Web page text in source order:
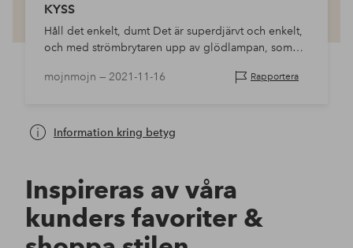
KYSS
Håll det enkelt, dumt Det är superdjärvt och enkelt,
och med strömbrytaren upp av glödlampan, som
mojnmojn — 2021-11-16 Rapportera
Information kring betyg
Inspireras av våra
kunders favoriter &